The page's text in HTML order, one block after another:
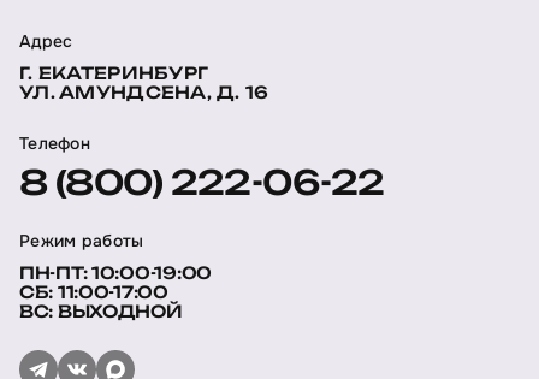
Адрес
Г. ЕКАТЕРИНБУРГ
УЛ. АМУНДСЕНА, Д. 16
Телефон
8 (800) 222-06-22
Режим работы
ПН-ПТ: 10:00-19:00
СБ: 11:00-17:00
ВС: ВЫХОДНОЙ